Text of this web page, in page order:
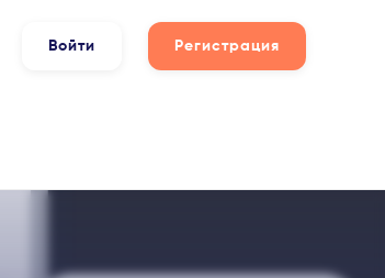
Войти Регистрация